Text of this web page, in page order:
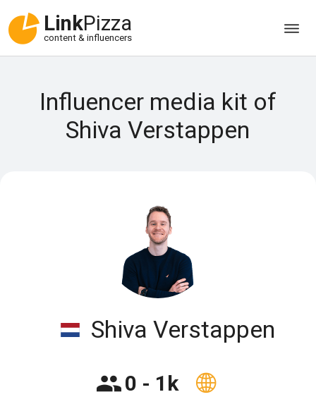
LinkPizza
content & influencers
Influencer media kit of
Shiva Verstappen
Shiva Verstappen
0 - 1k